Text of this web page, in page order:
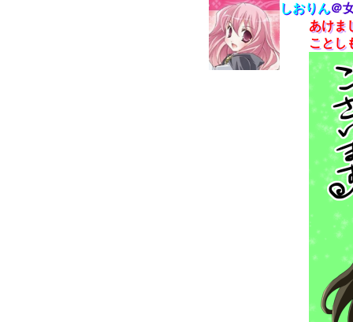
しおりん＠
あけま
ことし